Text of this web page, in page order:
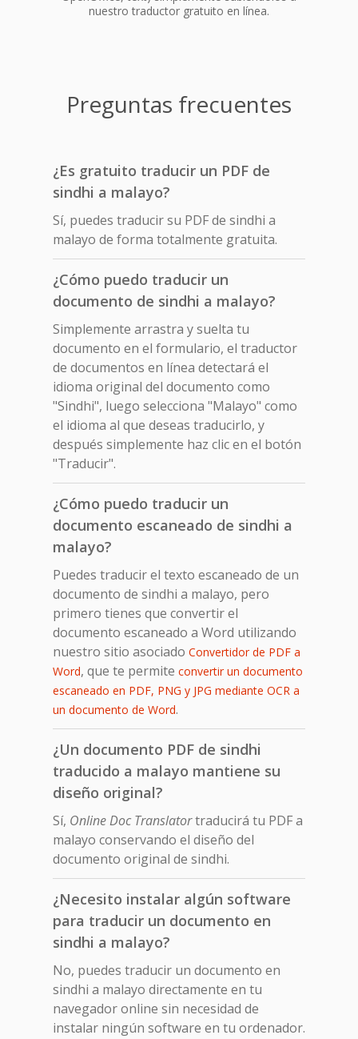
nuestro traductor gratuito en línea.
Preguntas frecuentes
¿Es gratuito traducir un PDF de
sindhi a malayo?
Sí, puedes traducir su PDF de sindhi a
malayo de forma totalmente gratuita.
¿Cómo puedo traducir un
documento de sindhi a malayo?
Simplemente arrastra y suelta tu
documento en el formulario, el traductor
de documentos en línea detectará el
idioma original del documento como
"Sindhi", luego selecciona "Malayo" como
el idioma al que deseas traducirlo, y
después simplemente haz clic en el botón
"Traducir".
¿Cómo puedo traducir un
documento escaneado de sindhi a
malayo?
Puedes traducir el texto escaneado de un
documento de sindhi a malayo, pero
primero tienes que convertir el
documento escaneado a Word utilizando
nuestro sitio asociado Convertidor de PDF a
Word, que te permite convertir un documento
escaneado en PDF, PNG y JPG mediante OCR a
un documento de Word.
¿Un documento PDF de sindhi
traducido a malayo mantiene su
diseño original?
Sí, Online Doc Translatortraducirá tu PDF a
malayo conservando el diseño del
documento original de sindhi.
¿Necesito instalar algún software
para traducir un documento en
sindhi a malayo?
No, puedes traducir un documento en
sindhi a malayo directamente en tu
navegador online sin necesidad de
instalar ningún software en tu ordenador.